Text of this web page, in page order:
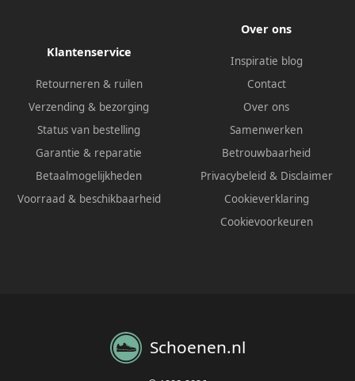
Klantenservice
Retourneren & ruilen
Verzending & bezorging
Status van bestelling
Garantie & reparatie
Betaalmogelijkheden
Voorraad & beschikbaarheid
Over ons
Inspiratie blog
Contact
Over ons
Samenwerken
Betrouwbaarheid
Privacybeleid & Disclaimer
Cookieverklaring
Cookievoorkeuren
Schoenen.nl